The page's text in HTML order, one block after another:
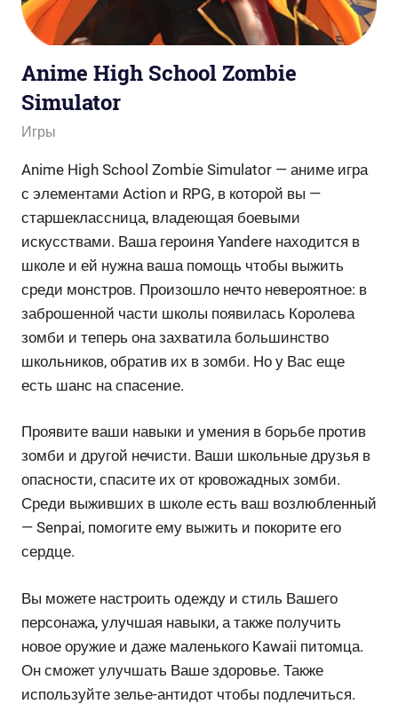
Anime High School Zombie
Simulator
admin
Игры
Anime High School Zombie Simulator — аниме игра
с элементами Action и RPG, в которой вы —
старшеклассница, владеющая боевыми
искусствами. Ваша героиня Yandere находится в
школе и ей нужна ваша помощь чтобы выжить
среди монстров. Произошло нечто невероятное: в
заброшенной части школы появилась Королева
зомби и теперь она захватила большинство
школьников, обратив их в зомби. Но у Вас еще
есть шанс на спасение.
Проявите ваши навыки и умения в борьбе против
зомби и другой нечисти. Ваши школьные друзья в
опасности, спасите их от кровожадных зомби.
Среди выживших в школе есть ваш возлюбленный
— Senpai, помогите ему выжить и покорите его
сердце.
Вы можете настроить одежду и стиль Вашего
персонажа, улучшая навыки, а также получить
новое оружие и даже маленького Kawaii питомца.
Он сможет улучшать Ваше здоровье. Также
используйте зелье-антидот чтобы подлечиться.